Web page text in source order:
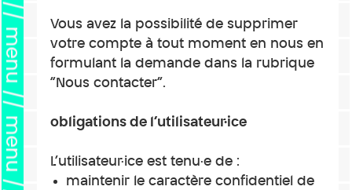
Vous avez la possibilité de supprimer
votre compte à tout moment en nous en
formulant la demande dans la rubrique
“Nous contacter”.
obligations de l’utilisateur·ice
L’utilisateur·ice est tenu·e de :
maintenir le caractère confidentiel de